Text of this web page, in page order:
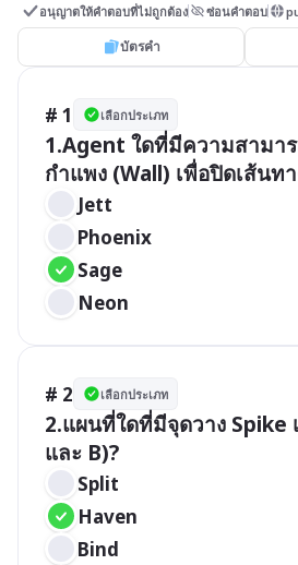
อนุญาตให้คำตอบที่ไม่ถูกต้อง ซ่อนคำตอบ
บัตรคำ
# 1 เลือกประเภท
1.Agent ใดที่มีความสามา
กำแพง (Wall) เพื่อปิดเส้นท
Jett
Phoenix
Sage
Neon
# 2 เลือกประเภท
2.แผนที่ใดที่มีจุดวาง Spike
และ B)?
Split
Haven
Bind